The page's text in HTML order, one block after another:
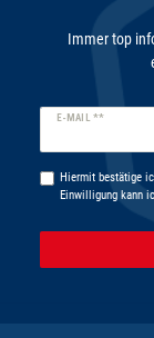
Immer top
E-MAIL **
Newsletter
Hiermit bestätige
Einwilligung kann